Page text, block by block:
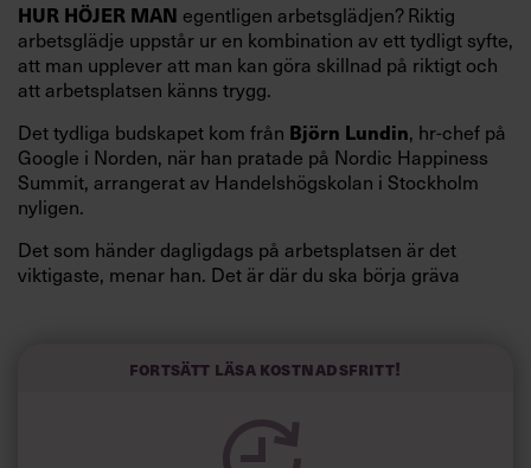
HUR HÖJER MAN egentligen arbetsglädjen? Riktig
arbetsglädje uppstår ur en kombination av ett tydligt syfte,
att man upplever att man kan göra skillnad på riktigt och
att arbetsplatsen känns trygg.
Det tydliga budskapet kom från Björn Lundin, hr-chef på
Google i Norden, när han pratade på Nordic Happiness
Summit, arrangerat av Handelshögskolan i Stockholm
nyligen.
Det som händer dagligdags på arbetsplatsen är det
viktigaste, menar han. Det är där du ska börja gräva
och höjt arbetsglädjen på Google:
Fortsätt läsa kostnadsfritt!